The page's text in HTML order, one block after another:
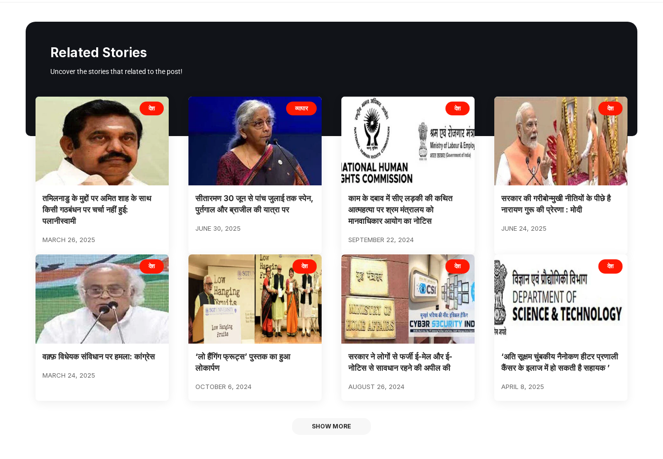
Related Stories
Uncover the stories that related to the post!
देश
तमिलनाडु के मुद्दों पर अमित शाह के साथ
किसी गठबंधन पर चर्चा नहीं हुई:
पलानीस्वामी
MARCH 26, 2025
व्यापार
सीतारमण 30 जून से पांच जुलाई तक स्पेन,
पुर्तगाल और ब्राजील की यात्रा पर
JUNE 30, 2025
देश
काम के दबाव में सीए लड़की की कथित
आत्महत्या पर श्रम मंत्रालय को
मानवाधिकार आयोग का नोटिस
SEPTEMBER 22, 2024
देश
सरकार की गरीबोन्मुखी नीतियों के पीछे है
नारायण गुरू की प्रेरणा : मोदी
JUNE 24, 2025
देश
वक़्फ़ विधेयक संविधान पर हमला: कांग्रेस
MARCH 24, 2025
देश
‘लो हैंगिंग फ्रूट्स’ पुस्तक का हुआ
लोकार्पण
OCTOBER 6, 2024
देश
सरकार ने लोगों से फर्जी ई-मेल और ई-
नोटिस से सावधान रहने की अपील की
AUGUST 26, 2024
देश
‘अति सूक्षम चुंबकीय नैनोकण हीटर प्रणाली
कैंसर के इलाज में हो सकती है सहायक ’
APRIL 8, 2025
SHOW MORE